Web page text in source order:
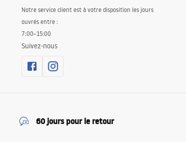
Notre service client est à votre disposition les jours
ouvrés entre :
7:00–15:00
Suivez-nous
60 jours pour le retour